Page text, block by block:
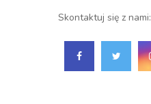
Skontaktuj się z nami: